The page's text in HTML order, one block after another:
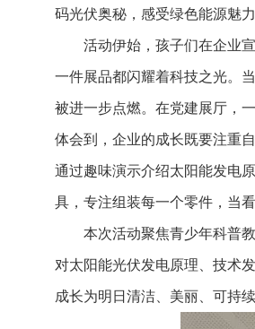
码光伏奥秘，感受绿色能源魅
活动伊始，孩子们在企业
一件展品都闪耀着科技之光。
被进一步点燃。在党建展厅，
体会到，企业的成长既要注重
通过趣味演示介绍太阳能发电
具，专注组装每一个零件，当
本次活动聚焦青少年科普
对太阳能光伏发电原理、技术
成长为明日清洁、美丽、可持